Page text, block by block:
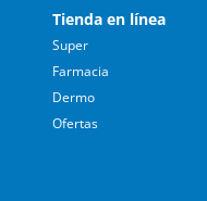
Tienda en línea
Super
Farmacia
Dermo
Ofertas